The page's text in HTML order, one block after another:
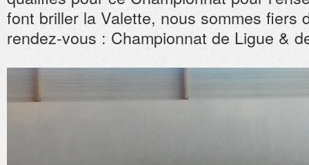
font briller la Valette, nous sommes fiers
rendez-vous : Championnat de Ligue &